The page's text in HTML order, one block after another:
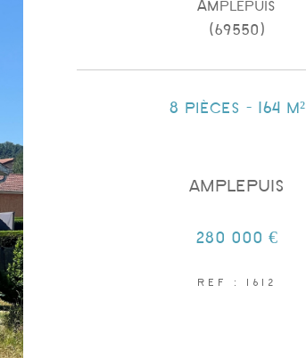
Amplepuis
(69550)
8 pièces - 164 m²
AMPLEPUIS
280 000 €
REF : 1612